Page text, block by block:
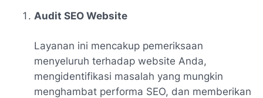
Audit SEO Website
Layanan ini mencakup pemeriksaan
menyeluruh terhadap website Anda,
mengidentifikasi masalah yang mungkin
menghambat performa SEO, dan memberikan